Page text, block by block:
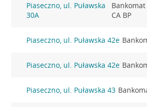
Piaseczno, ul. Puławska
30A
CA BP
Piaseczno, ul. Puławska 42e
Piaseczno, ul. Puławska 42e
Piaseczno, ul. Puławska 43